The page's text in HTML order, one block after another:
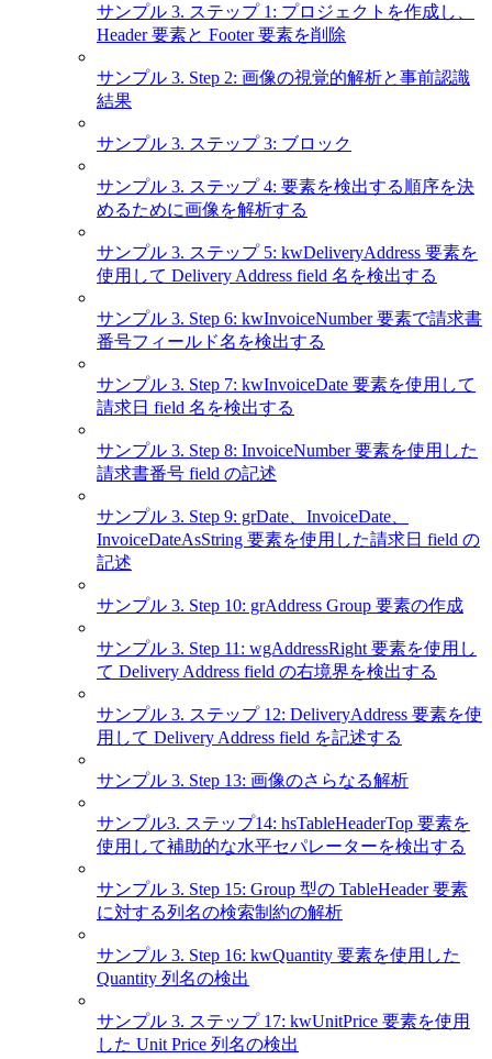
サンプル 3. ステップ 1: プロジェクトを作成し、
Header 要素と Footer 要素を削除
サンプル 3. Step 2: 画像の視覚的解析と事前認識
結果
サンプル 3. ステップ 3: ブロック
サンプル 3. ステップ 4: 要素を検出する順序を決
めるために画像を解析する
サンプル 3. ステップ 5: kwDeliveryAddress 要素を
使用して Delivery Address field 名を検出する
サンプル 3. Step 6: kwInvoiceNumber 要素で請求書
番号フィールド名を検出する
サンプル 3. Step 7: kwInvoiceDate 要素を使用して
請求日 field 名を検出する
サンプル 3. Step 8: InvoiceNumber 要素を使用した
請求書番号 field の記述
サンプル 3. Step 9: grDate、InvoiceDate、
InvoiceDateAsString 要素を使用した請求日 field の
記述
サンプル 3. Step 10: grAddress Group 要素の作成
サンプル 3. Step 11: wgAddressRight 要素を使用し
て Delivery Address field の右境界を検出する
サンプル 3. ステップ 12: DeliveryAddress 要素を使
用して Delivery Address field を記述する
サンプル 3. Step 13: 画像のさらなる解析
サンプル3. ステップ14: hsTableHeaderTop 要素を
使用して補助的な水平セパレーターを検出する
サンプル 3. Step 15: Group 型の TableHeader 要素
に対する列名の検索制約の解析
サンプル 3. Step 16: kwQuantity 要素を使用した
Quantity 列名の検出
サンプル 3. ステップ 17: kwUnitPrice 要素を使用
した Unit Price 列名の検出